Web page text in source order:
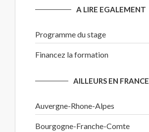
A LIRE EGALEMENT
Programme du stage
Financez la formation
AILLEURS EN FRANCE
Auvergne-Rhone-Alpes
Bourgogne-Franche-Comte